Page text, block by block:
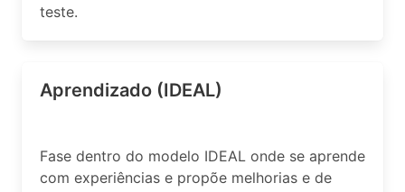
teste.
Aprendizado (IDEAL)
Fase dentro do modelo IDEAL onde se aprende
com experiências e propõe melhorias e de